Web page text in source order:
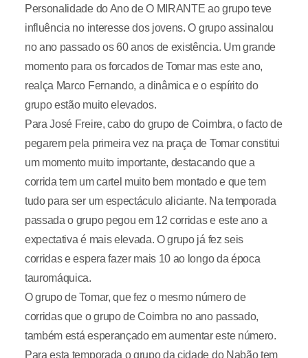
Personalidade do Ano de O MIRANTE ao grupo teve
influência no interesse dos jovens. O grupo assinalou
no ano passado os 60 anos de existência. Um grande
momento para os forcados de Tomar mas este ano,
realça Marco Fernando, a dinâmica e o espírito do
grupo estão muito elevados.
Para José Freire, cabo do grupo de Coimbra, o facto de
pegarem pela primeira vez na praça de Tomar constitui
um momento muito importante, destacando que a
corrida tem um cartel muito bem montado e que tem
tudo para ser um espectáculo aliciante. Na temporada
passada o grupo pegou em 12 corridas e este ano a
expectativa é mais elevada. O grupo já fez seis
corridas e espera fazer mais 10 ao longo da época
tauromáquica.
O grupo de Tomar, que fez o mesmo número de
corridas que o grupo de Coimbra no ano passado,
também está esperançado em aumentar este número.
Para esta temporada o grupo da cidade do Nabão tem